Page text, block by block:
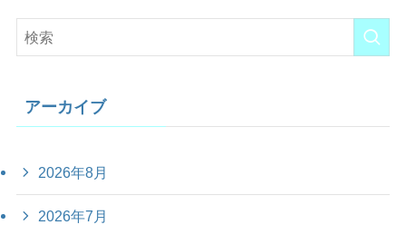
アーカイブ
2026年8月
2026年7月